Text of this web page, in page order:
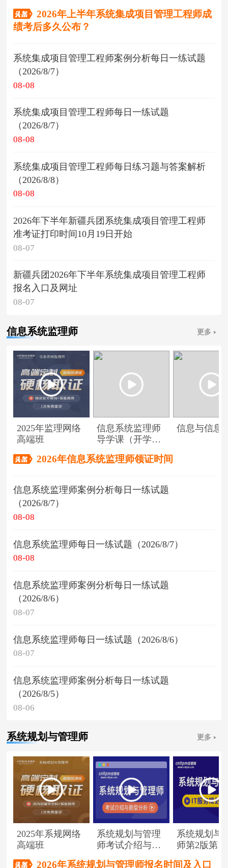
2026年上半年系统集成项目管理工程师成
绩考后多久公布？
系统集成项目管理工程师案例分析每日一练试题
（2026/8/7）
08-08
系统集成项目管理工程师每日一练试题
（2026/8/7）
08-08
系统集成项目管理工程师每日练习题与答案解析
（2026/8/8）
08-08
2026年下半年新疆兵团系统集成项目管理工程师
准考证打印时间10月19日开始
08-07
新疆兵团2026年下半年系统集成项目管理工程师
报名入口及网址
08-07
信息系统监理师 更多
2025年监理网络
高端班
信息系统监理师
导学课（开学典
信息与信息
2026年信息系统监理师领证时间
信息系统监理师案例分析每日一练试题
（2026/8/7）
08-08
信息系统监理师每日一练试题（2026/8/7）
08-08
信息系统监理师案例分析每日一练试题
（2026/8/6）
08-07
信息系统监理师每日一练试题（2026/8/6）
08-07
信息系统监理师案例分析每日一练试题
（2026/8/5）
08-06
系统规划与管理师 更多
2025年系规网络
高端班
系统规划与管理
师考试介绍与题
系统规划与
师第2版第1
2026年系统规划与管理师报名时间及入口